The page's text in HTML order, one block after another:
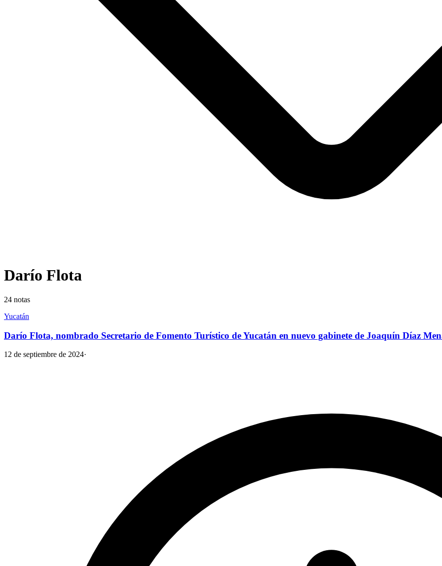
Darío Flota
24 notas
Yucatán
Darío Flota, nombrado Secretario de Fomento Turístico de Yucatán en nuevo gabinete de Joaquín Díaz
12 de septiembre de 2024·